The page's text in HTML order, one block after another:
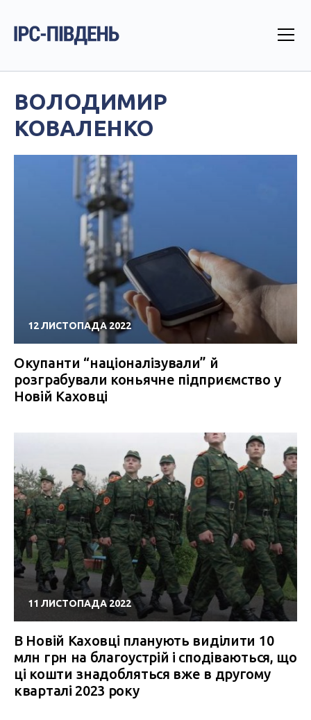
ВОЛОДИМИР
КОВАЛЕНКО
12 ЛИСТОПАДА 2022
Окупанти “націоналізували” й
розграбували коньячне підприємство у
Новій Каховці
11 ЛИСТОПАДА 2022
В Новій Каховці планують виділити 10
млн грн на благоустрій і сподіваються, що
ці кошти знадобляться вже в другому
кварталі 2023 року